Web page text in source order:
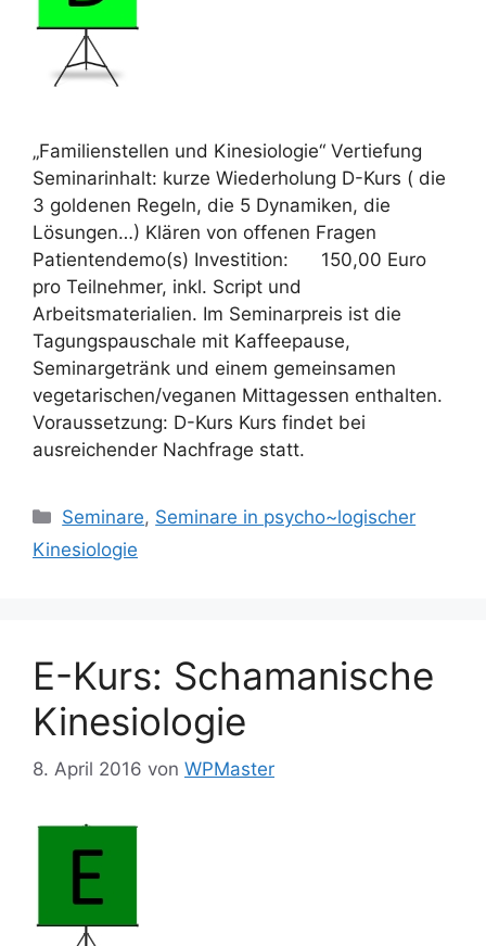
„Familienstellen und Kinesiologie“ Vertiefung
Seminarinhalt: kurze Wiederholung D-Kurs ( die
3 goldenen Regeln, die 5 Dynamiken, die
Lösungen…) Klären von offenen Fragen
Patientendemo(s) Investition: 150,00 Euro
pro Teilnehmer, inkl. Script und
Arbeitsmaterialien. Im Seminarpreis ist die
Tagungspauschale mit Kaffeepause,
Seminargetränk und einem gemeinsamen
vegetarischen/veganen Mittagessen enthalten.
Voraussetzung: D-Kurs Kurs findet bei
ausreichender Nachfrage statt.
Kategorien
Seminare, Seminare in psycho~logischer
Kinesiologie
E-Kurs: Schamanische
Kinesiologie
8. April 2016 von WPMaster